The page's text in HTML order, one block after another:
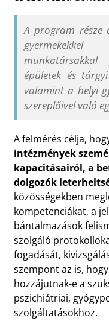
A program része
épületek és
valamint a helyi
szereplőivel való
A felmérés célja,
intézmények
kapacitásairól, a
dolgozók
közösségekben
kompetenciákat, a
bántalmazások
szolgáló
fogadását,
szempont az is,
hozzájutnak-e a
pszichiátriai,
szolgáltatásokhoz.